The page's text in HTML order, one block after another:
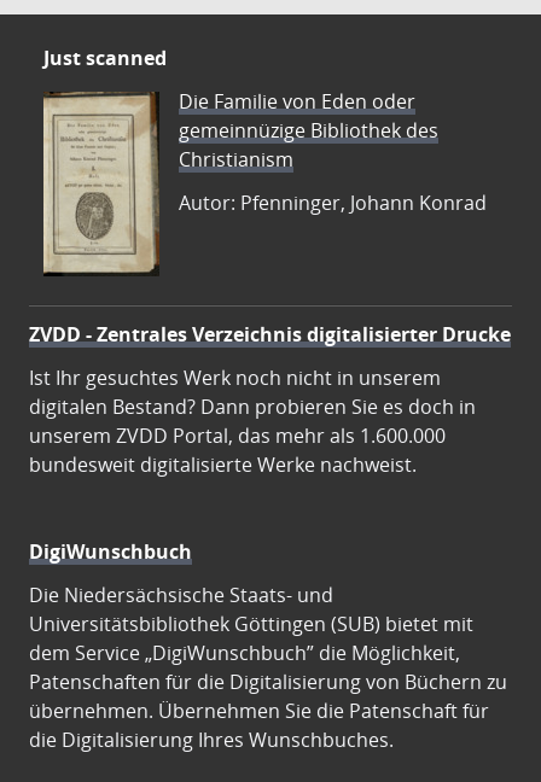
Just scanned
Die Familie von Eden oder
gemeinnüzige Bibliothek des
Christianism
Autor: Pfenninger, Johann Konrad
ZVDD - Zentrales Verzeichnis digitalisierter Drucke
Ist Ihr gesuchtes Werk noch nicht in unserem
digitalen Bestand? Dann probieren Sie es doch in
unserem ZVDD Portal, das mehr als 1.600.000
bundesweit digitalisierte Werke nachweist.
DigiWunschbuch
Die Niedersächsische Staats- und
Universitätsbibliothek Göttingen (SUB) bietet mit
dem Service „DigiWunschbuch” die Möglichkeit,
Patenschaften für die Digitalisierung von Büchern zu
übernehmen. Übernehmen Sie die Patenschaft für
die Digitalisierung Ihres Wunschbuches.